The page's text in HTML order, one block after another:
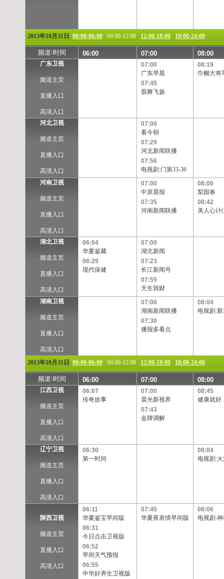
2013年10月31日 00:00-06:00 06:00-12:00 12:00-18:00 18:00-24:00
频道\时间 06:00 07:00 08:00
广东卫视
频道主页
直播入口
高清入口
07:00
广东早晨
07:45
股舞飞扬
08:19
巾帼大将
河北卫视
频道主页
直播入口
高清入口
07:00
看今朝
07:29
河北新闻联播
07:56
电视剧:门第33-36
河南卫视
频道主页
直播入口
高清入口
07:00
中原晨报
07:35
河南新闻联播
08:00
梨园春
08:42
美人心计
湖北卫视
频道主页
直播入口
高清入口
06:04
华夏鉴藏
06:29
现代保健
07:00
湖北新闻
07:23
长江新闻号
07:55
天生我财
湖南卫视
频道主页
直播入口
高清入口
07:00
湖南新闻联播
07:30
播报多看点
08:04
电视剧:
2013年10月31日 00:00-06:00 06:00-12:00 12:00-18:00 18:00-24:00
频道\时间 06:00 07:00 08:00
江西卫视
频道主页
直播入口
高清入口
06:07
传奇故事
07:00
晨光新视界
07:43
金牌调解
08:45
健康就好
辽宁卫视
频道主页
直播入口
高清入口
06:30
第一时间
08:04
电视剧:
陕西卫视
频道主页
直播入口
高清入口
06:11
华夏鉴宝早间版
06:31
今日点击卫视版
06:52
早间天气预报
06:55
中华好养生卫视版
07:45
华夏夜表情早间版
08:06
电视剧: